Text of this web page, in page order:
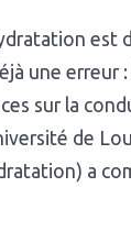
est
une erreur
sur la
de
a